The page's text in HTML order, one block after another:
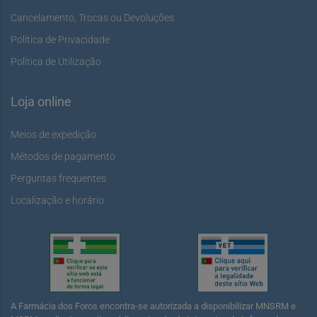
Cancelamento, Trocas ou Devoluções
Política de Privacidade
Política de Utilização
Loja online
Meios de expedição
Métodos de pagamento
Perguntas frequentes
Localização e horário
A Farmácia dos Foros encontra-se autorizada a disponibilizar MNSRM e